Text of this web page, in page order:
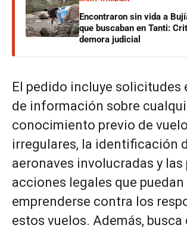
Encontraron sin vida a
que buscaban en Tanti:
demora judicial
El pedido incluye solicitudes
de información sobre
conocimiento previo de
irregulares, la identificación
aeronaves involucradas y las
acciones legales que puedan
emprenderse contra los
estos vuelos. Además, busca